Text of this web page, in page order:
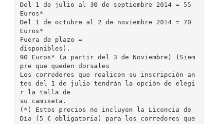
Del 1 de julio al 30 de septiembre 2014 = 55
Euros*
Del 1 de octubre al 2 de noviembre 2014 = 70
Euros*
Fuera de plazo =
disponibles).
90 Euros* (a partir del 3 de Noviembre) (Siem
pre que queden dorsales
Los corredores que realicen su inscripción an
tes del 1 de julio tendrán la opción de elegi
r la talla de
su camiseta.
(*) Estos precios no incluyen la Licencia de
Día (5 € obligatoria) para los corredores que